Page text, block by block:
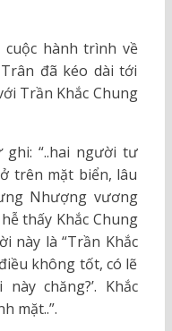
hành trình về
đã kéo dài tới
Trần Khắc Chung
ghi: “..hai người tư
trên mặt biển, lâu
Nhượng vương
thấy Khắc Chung
này là “Trần Khắc
không tốt, có lẽ
chăng?’. Khắc
mặt..”.